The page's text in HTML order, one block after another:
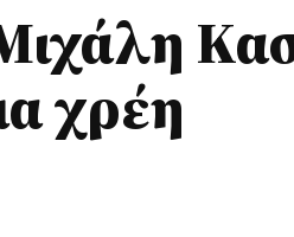
χρέη